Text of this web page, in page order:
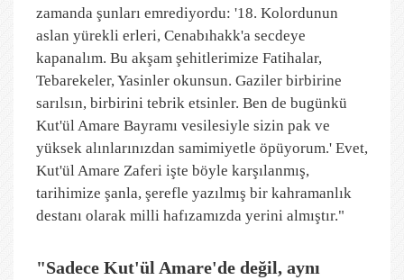
zamanda şunları emrediyordu: '18. Kolordunun
aslan yürekli erleri, Cenabıhakk'a secdeye
kapanalım. Bu akşam şehitlerimize Fatihalar,
Tebarekeler, Yasinler okunsun. Gaziler birbirine
sarılsın, birbirini tebrik etsinler. Ben de bugünkü
Kut'ül Amare Bayramı vesilesiyle sizin pak ve
yüksek alınlarınızdan samimiyetle öpüyorum.' Evet,
Kut'ül Amare Zaferi işte böyle karşılanmış,
tarihimize şanla, şerefle yazılmış bir kahramanlık
destanı olarak milli hafızamızda yerini almıştır."
"Sadece Kut'ül Amare'de değil, aynı